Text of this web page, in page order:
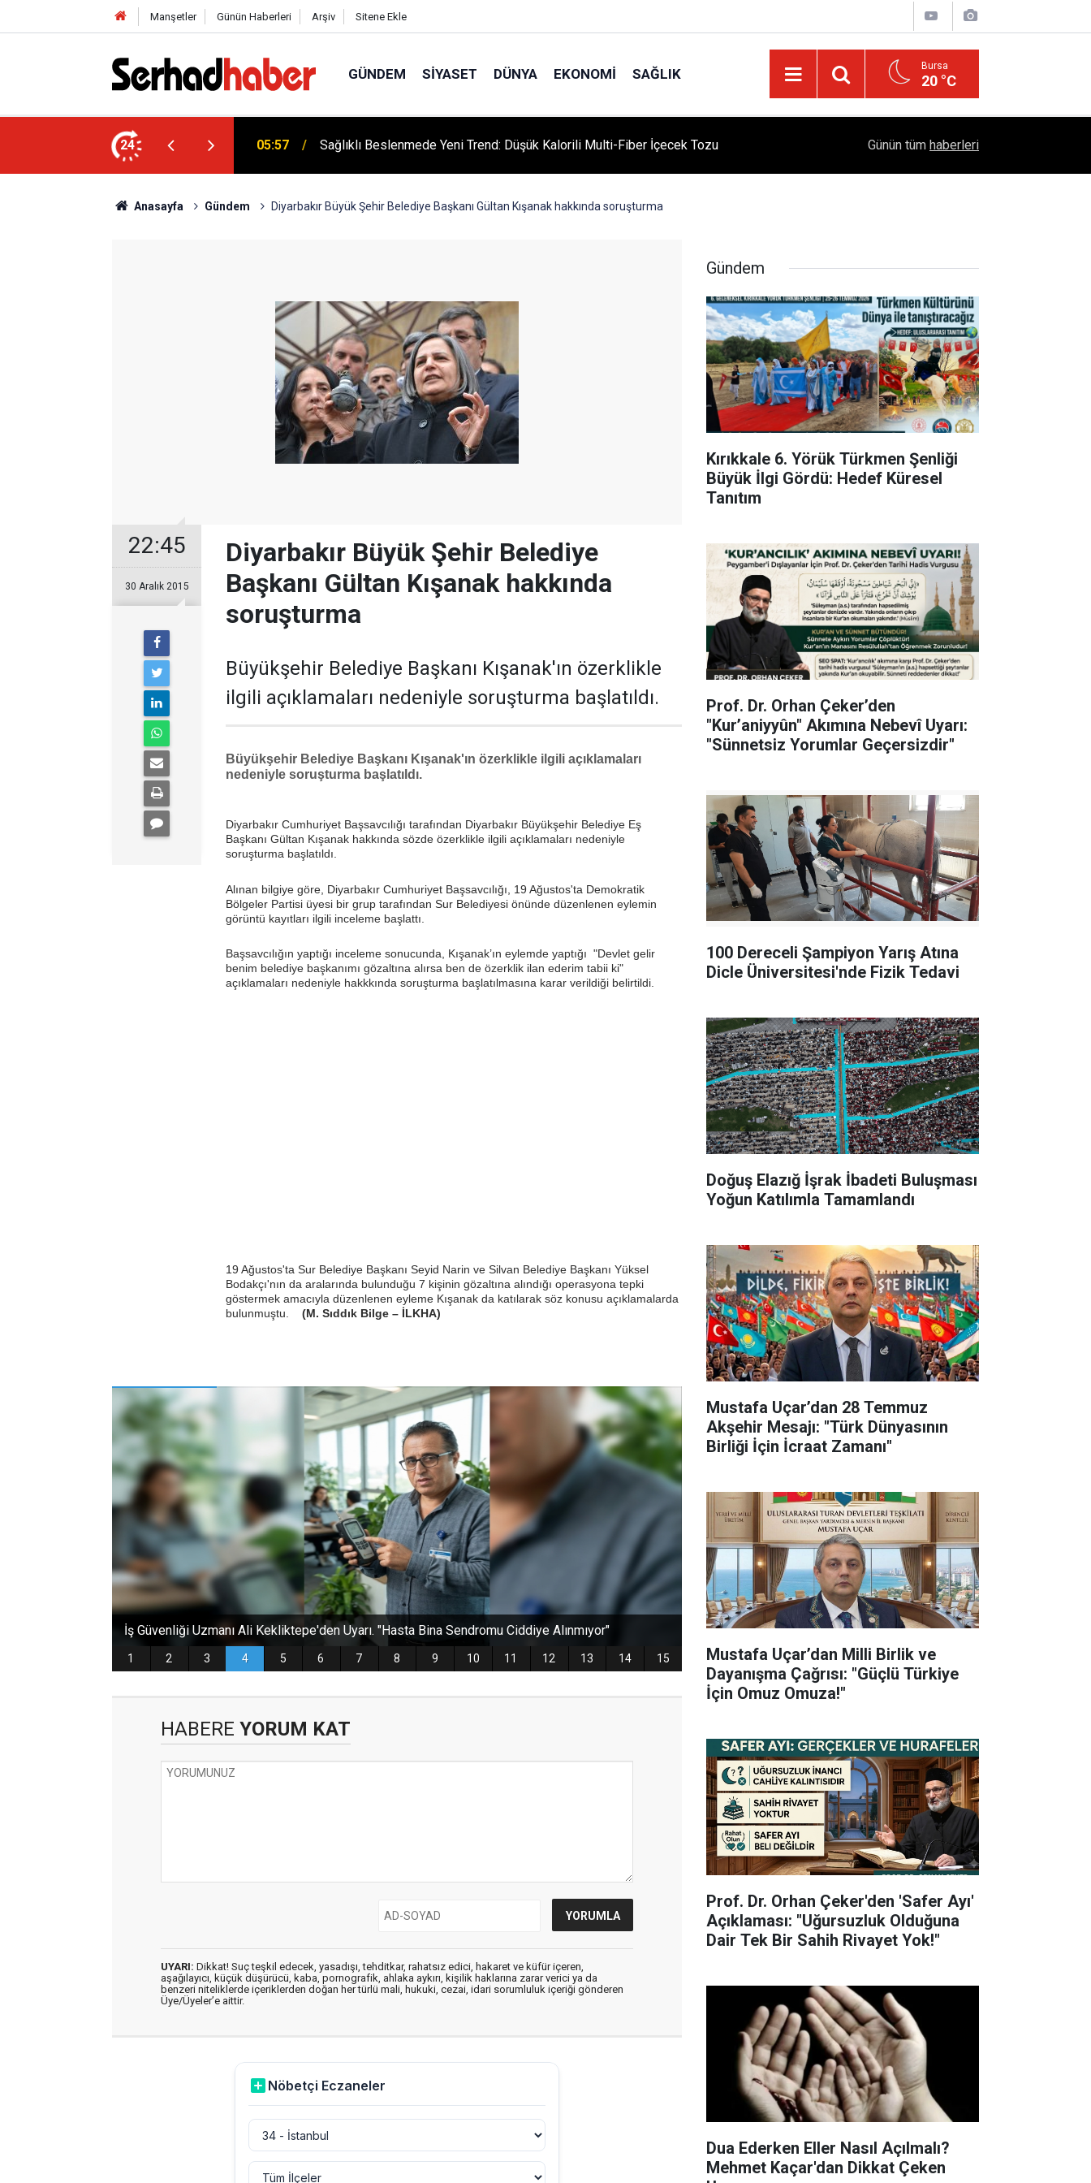
Manşetler Günün Haberleri Arşiv Sitene Ekle
GÜNDEM SIYASET DÜNYA EKONOMI SAĞLIK Bursa
20 °C
24
Akımına Nebevî Uyarı: "Sünnetsiz
05:57 Sağlıklı Beslenmede Yeni Trend: Düşük Kalorili Multi-Fiber İçecek Tozu
Sempozyumu Diyarbakır'da!
Günün tüm haberleri
Anasayfa Gündem Diyarbakır Büyük Şehir Belediye Başkanı Gültan Kışanak hakkında soruşturma
22:45
30 Aralık 2015
Diyarbakır Büyük Şehir Belediye
Başkanı Gültan Kışanak hakkında
soruşturma
Büyükşehir Belediye Başkanı Kışanak'ın özerklikle
ilgili açıklamaları nedeniyle soruşturma başlatıldı.
Büyükşehir Belediye Başkanı Kışanak'ın özerklikle ilgili açıklamaları
nedeniyle soruşturma başlatıldı.
Diyarbakır Cumhuriyet Başsavcılığı tarafından Diyarbakır Büyükşehir Belediye Eş
Başkanı Gültan Kışanak hakkında sözde özerklikle ilgili açıklamaları nedeniyle
soruşturma başlatıldı.
Alınan bilgiye göre, Diyarbakır Cumhuriyet Başsavcılığı, 19 Ağustos'ta Demokratik
Bölgeler Partisi üyesi bir grup tarafından Sur Belediyesi önünde düzenlenen eylemin
görüntü kayıtları ilgili inceleme başlattı.
Başsavcılığın yaptığı inceleme sonucunda, Kışanak’ın eylemde yaptığı "Devlet gelir
benim belediye başkanımı gözaltına alırsa ben de özerklik ilan ederim tabii ki"
açıklamaları nedeniyle hakkkında soruşturma başlatılmasına karar verildiği belirtildi.
19 Ağustos'ta Sur Belediye Başkanı Seyid Narin ve Silvan Belediye Başkanı Yüksel
Bodakçı'nın da aralarında bulunduğu 7 kişinin gözaltına alındığı operasyona tepki
göstermek amacıyla düzenlenen eyleme Kışanak da katılarak söz konusu açıklamalarda
bulunmuştu. (M. Sıddık Bilge – İLKHA)
HABERE YORUM KAT
UYARI: Dikkat! Suç teşkil edecek, yasadışı, tehditkar, rahatsız edici, hakaret ve küfür içeren,
aşağılayıcı, küçük düşürücü, kaba, pornografik, ahlaka aykırı, kişilik haklarına zarar verici ya da
benzeri niteliklerde içeriklerden doğan her türlü mali, hukuki, cezai, idari sorumluluk içeriği gönderen
Üye/Üyeler’e aittir.
Gündem
Kırıkkale 6. Yörük Türkmen Şenliği
Büyük İlgi Gördü: Hedef Küresel
Tanıtım
Prof. Dr. Orhan Çeker’den
"Kur’aniyyûn" Akımına Nebevî Uyarı:
"Sünnetsiz Yorumlar Geçersizdir"
100 Dereceli Şampiyon Yarış Atına
Dicle Üniversitesi'nde Fizik Tedavi
Doğuş Elazığ İşrak İbadeti Buluşması
Yoğun Katılımla Tamamlandı
Mustafa Uçar’dan 28 Temmuz
Akşehir Mesajı: "Türk Dünyasının
Birliği İçin İcraat Zamanı"
Mustafa Uçar’dan Milli Birlik ve
Dayanışma Çağrısı: "Güçlü Türkiye
İçin Omuz Omuza!"
Prof. Dr. Orhan Çeker'den 'Safer Ayı'
Açıklaması: "Uğursuzluk Olduğuna
Dair Tek Bir Sahih Rivayet Yok!"
Dua Ederken Eller Nasıl Açılmalı?
Mehmet Kaçar'dan Dikkat Çeken